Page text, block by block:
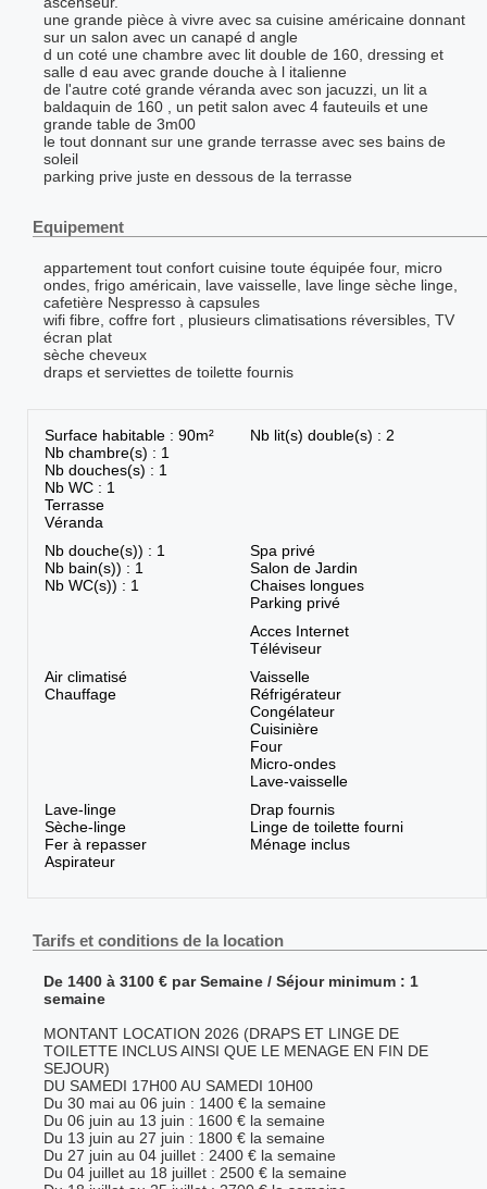
une grande pièce à vivre avec sa cuisine américaine donnant
sur un salon avec un canapé d angle
d un coté une chambre avec lit double de 160, dressing et
salle d eau avec grande douche à l italienne
de l'autre coté grande véranda avec son jacuzzi, un lit a
baldaquin de 160 , un petit salon avec 4 fauteuils et une
grande table de 3m00
le tout donnant sur une grande terrasse avec ses bains de
soleil
parking prive juste en dessous de la terrasse
Equipement
appartement tout confort cuisine toute équipée four, micro
ondes, frigo américain, lave vaisselle, lave linge sèche linge,
cafetière Nespresso à capsules
wifi fibre, coffre fort , plusieurs climatisations réversibles, TV
écran plat
sèche cheveux
draps et serviettes de toilette fournis
Surface habitable : 90m²
Nb chambre(s) : 1
Nb douches(s) : 1
Nb WC : 1
Terrasse
Véranda
Nb lit(s) double(s) : 2
Nb douche(s)) : 1
Nb bain(s)) : 1
Nb WC(s)) : 1
Spa privé
Salon de Jardin
Chaises longues
Parking privé
Acces Internet
Téléviseur
Air climatisé
Chauffage
Vaisselle
Réfrigérateur
Congélateur
Cuisinière
Four
Micro-ondes
Lave-vaisselle
Lave-linge
Sèche-linge
Fer à repasser
Aspirateur
Drap fournis
Linge de toilette fourni
Ménage inclus
Tarifs et conditions de la location
De 1400 à 3100 € par Semaine / Séjour minimum : 1
semaine
MONTANT LOCATION 2026 (DRAPS ET LINGE DE
TOILETTE INCLUS AINSI QUE LE MENAGE EN FIN DE
SEJOUR)
DU SAMEDI 17H00 AU SAMEDI 10H00
Du 30 mai au 06 juin : 1400 € la semaine
Du 06 juin au 13 juin : 1600 € la semaine
Du 13 juin au 27 juin : 1800 € la semaine
Du 27 juin au 04 juillet : 2400 € la semaine
Du 04 juillet au 18 juillet : 2500 € la semaine